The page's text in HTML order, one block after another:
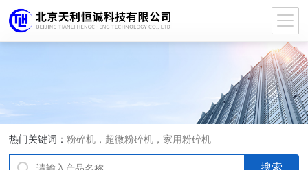
热门关键词：粉碎机，超微粉碎机，家用粉碎机